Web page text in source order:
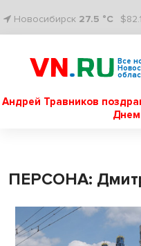
Новосибирск 27.5 °C
Все
Андрей Травников
Днем
ПЕРСОНА: